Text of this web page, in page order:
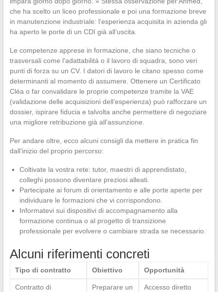
che ha scelto un liceo professionale e poi una formazione breve
in manutenzione industriale: l’esperienza acquisita in azienda gli
ha aperto le porte di un CDI già all’uscita.
Le competenze apprese in formazione, che siano tecniche o
trasversali come l’adattabilità o il lavoro di squadra, sono veri
punti di forza su un CV. I datori di lavoro le citano spesso come
determinanti al momento di assumere. Ottenere un Certificato
Cléa o far convalidare le proprie competenze tramite la VAE
(validazione delle acquisizioni dell’esperienza) può rafforzare un
dossier, ispirare fiducia e talvolta anche permettere di negoziare
una migliore retribuzione già all’assunzione.
Per andare oltre, ecco alcuni consigli da mettere in pratica fin
dall’inizio del proprio percorso:
Coltivate la vostra rete: tutor, maestri di apprendistato,
colleghi possono diventare preziosi alleati.
Partecipate ai forum di orientamento e alle porte aperte per
individuare le formazioni che vi corrispondono.
Informatevi sui dispositivi di accompagnamento alla
formazione continua o al progetto di transizione
professionale per evolvere o cambiare strada se necessario.
Alcuni riferimenti concreti
Tipo di contratto Obiettivo Opportunità
Contratto di
Preparare un
Accesso diretto